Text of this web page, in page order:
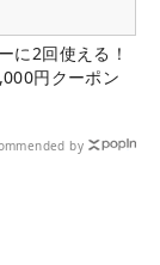
に2回使える！
円クーポン
by